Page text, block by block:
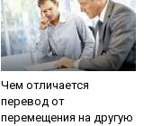
Чем отличается
перевод от
перемещения на другую